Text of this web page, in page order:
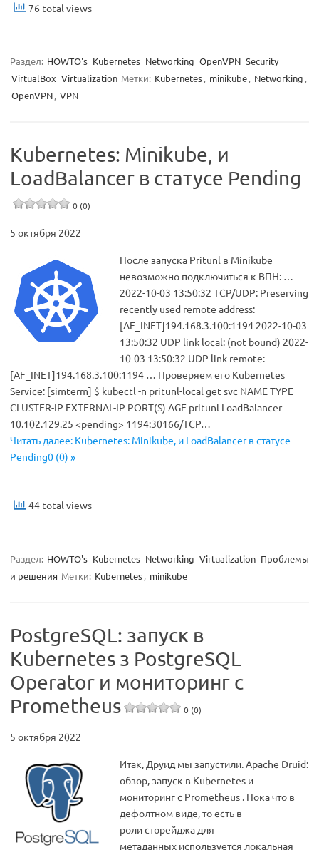
76 total views
Раздел: HOWTO's Kubernetes Networking OpenVPN Security
VirtualBox Virtualization Метки: Kubernetes, minikube, Networking ,
OpenVPN, VPN
Kubernetes: Minikube, и
LoadBalancer в статусе Pending
0 (0)
5 октября 2022
После запуска Pritunl в Minikube
невозможно подключиться к ВПН: …
2022-10-03 13:50:32 TCP/UDP: Preserving
recently used remote address:
[AF_INET]194.168.3.100:1194 2022-10-03
13:50:32 UDP link local: (not bound) 2022-
10-03 13:50:32 UDP link remote:
[AF_INET]194.168.3.100:1194 … Проверяем его Kubernetes
Service: [simterm] $ kubectl -n pritunl-local get svc NAME TYPE
CLUSTER-IP EXTERNAL-IP PORT(S) AGE pritunl LoadBalancer
10.102.129.25 <pending> 1194:30166/TCP…
Читать далее: Kubernetes: Minikube, и LoadBalancer в статусе
Pending0 (0) »
44 total views
Раздел: HOWTO's Kubernetes Networking Virtualization Проблемы
и решения Метки: Kubernetes, minikube
PostgreSQL: запуск в
Kubernetes з PostgreSQL
Operator и мониторинг с
Prometheus
0 (0)
5 октября 2022
Итак, Друид мы запустили. Apache Druid:
обзор, запуск в Kubernetes и
мониторинг с Prometheus . Пока что в
дефолтном виде, то есть в
роли сторейджа для
метаданных используется локальная